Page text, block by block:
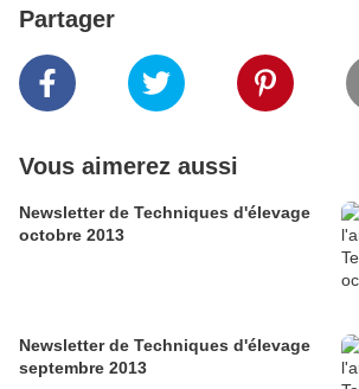
Partager
Vous aimerez aussi
Newsletter de Techniques d'élevage
octobre 2013
Newsletter de Techniques d'élevage
septembre 2013